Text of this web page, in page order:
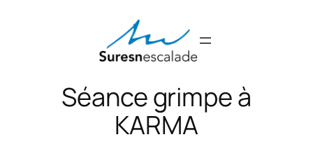
Séance grimpe à
KARMA